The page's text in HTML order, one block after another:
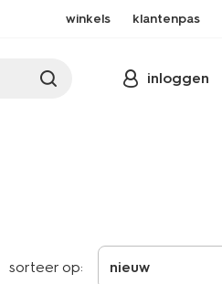
winkels klantenpas
inloggen
sorteer op: nieuw